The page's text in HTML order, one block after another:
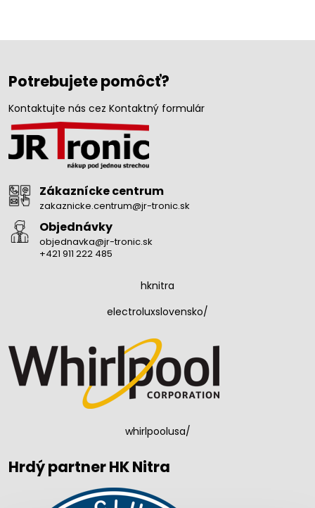
Potrebujete pomôcť?
Kontaktujte nás cez Kontaktný formulár
Zákaznícke centrum
zakaznicke.centrum@jr-tronic.sk
Objednávky
objednavka@jr-tronic.sk
+421 911 222 485
hknitra
electroluxslovensko/
whirlpoolusa/
Hrdý partner HK Nitra